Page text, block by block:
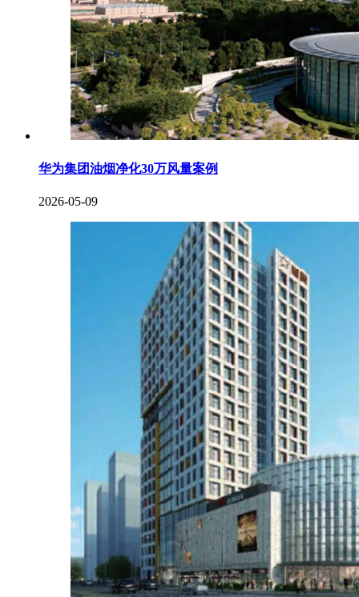
华为集团油烟净化30万风量案例
2026-05-09